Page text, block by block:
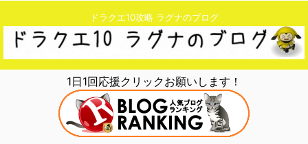
ドラクエ10攻略 ラグナのブログ
1日1回応援クリックお願いします！